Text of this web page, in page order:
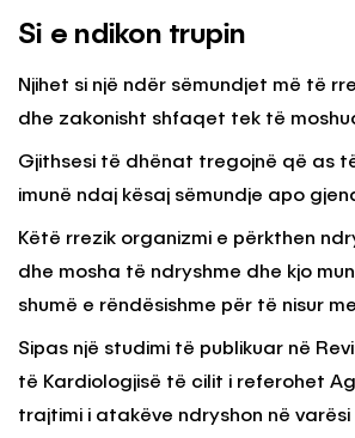
Si e ndikon trupin
Njihet si një ndër sëmundjet më të
dhe zakonisht shfaqet tek të
Gjithsesi të dhënat tregojnë që as
imunë ndaj kësaj sëmundje apo
Këtë rrezik organizmi e përkthen
dhe mosha të ndryshme dhe kjo
shumë e rëndësishme për të nisur
Sipas një studimi të publikuar në
të Kardiologjisë të cilit i referohet
trajtimi i atakëve ndryshon në varësi